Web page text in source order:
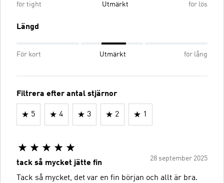
för tight Utmärkt för lös
Längd
För kort Utmärkt för lång
Filtrera efter antal stjärnor
5 4 3 2 1
28 september 2025
tack så mycket jätte fin ️️️
Tack så mycket, det var en fin början och allt är bra.